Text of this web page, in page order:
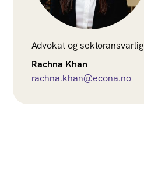
Advokat og sektoransvarlig
Rachna Khan
rachna.khan@econa.no